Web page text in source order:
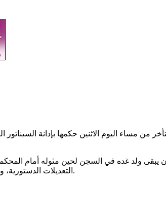
يبقى ولد غده في السجن لحين مثوله أمام
التعديلات الدستورية، وهو الملف الذي يشمل بعض أعضاء المجلس وصحفيين ونقابيين وضعوا تحت المراقبة القضائية.